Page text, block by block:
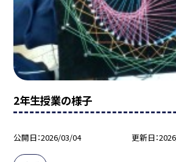
2年生授業の様子
公開日 2026/03/04 更新日